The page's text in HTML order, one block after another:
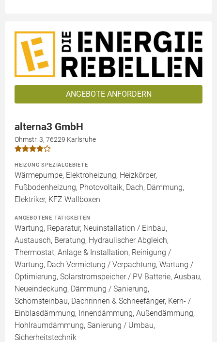
ANGEBOTE ANFORDERN
alterna3 GmbH
Ohmstr. 3, 76229 Karlsruhe
HEIZUNG SPEZIALGEBIETE
Wärmepumpe, Elektroheizung, Heizkörper,
Fußbodenheizung, Photovoltaik, Dach, Dämmung,
Elektriker, KFZ Wallboxen
ANGEBOTENE TÄTIGKEITEN
Wartung, Reparatur, Neuinstallation / Einbau,
Austausch, Beratung, Hydraulischer Abgleich,
Thermostat, Anlage & Installation, Reinigung /
Wartung, Dach Vermietung / Verpachtung, Wartung /
Optimierung, Solarstromspeicher / PV Batterie, Ausbau,
Neueindeckung, Dämmung / Sanierung,
Schornsteinbau, Dachrinnen & Schneefänger, Kern- /
Einblasdämmung, Innendämmung, Außendämmung,
Hohlraumdämmung, Sanierung / Umbau,
Sicherheitstechnik